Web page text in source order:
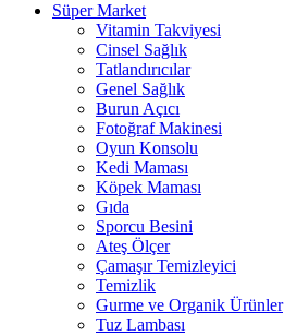
Süper Market
Vitamin Takviyesi
Cinsel Sağlık
Tatlandırıcılar
Genel Sağlık
Burun Açıcı
Fotoğraf Makinesi
Oyun Konsolu
Kedi Maması
Köpek Maması
Gıda
Sporcu Besini
Ateş Ölçer
Çamaşır Temizleyici
Temizlik
Gurme ve Organik Ürünler
Tuz Lambası